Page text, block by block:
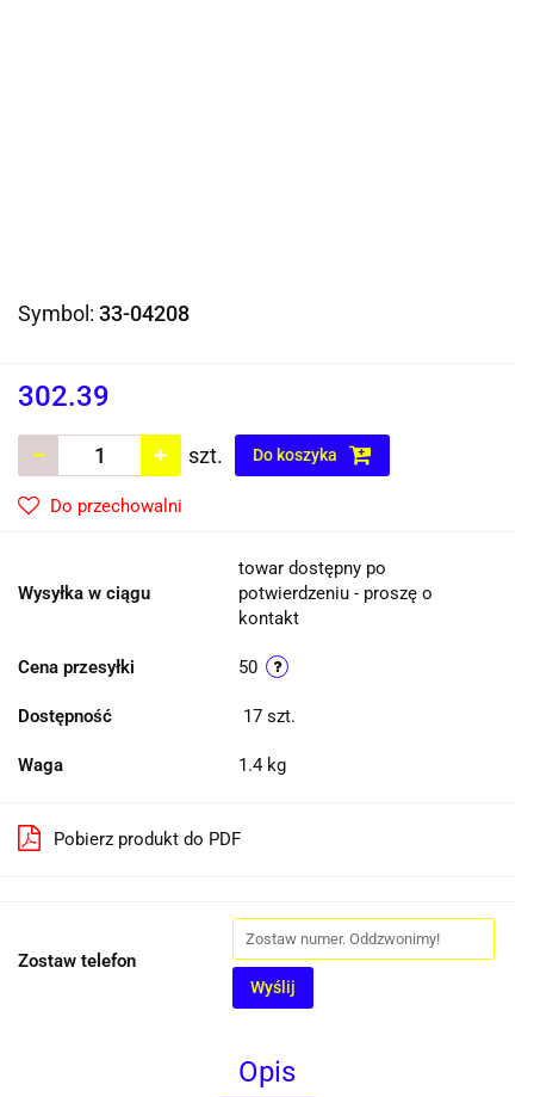
Symbol: 33-04208
302.39
szt. Do koszyka
Do przechowalni
Wysyłka w ciągu
towar dostępny po
potwierdzeniu - proszę o
kontakt
Cena przesyłki 50
Dostępność 17 szt.
Waga 1.4 kg
Pobierz produkt do PDF
Zostaw telefon
Wyślij
Opis